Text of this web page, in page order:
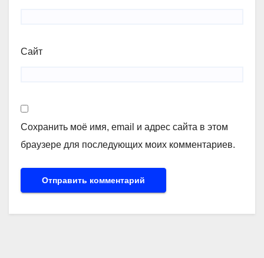
Сайт
Сохранить моё имя, email и адрес сайта в этом
браузере для последующих моих комментариев.